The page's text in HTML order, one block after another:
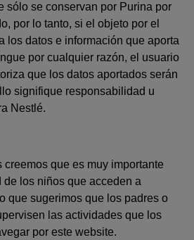
sólo se conservan por Purina por
por lo tanto, si el objeto por el
los datos e información que aporta
por cualquier razón, el usuario
que los datos aportados serán
signifique responsabilidad u
Nestlé.
creemos que es muy importante
de los niños que acceden a
que sugerimos que los padres o
las actividades que los
por este website.